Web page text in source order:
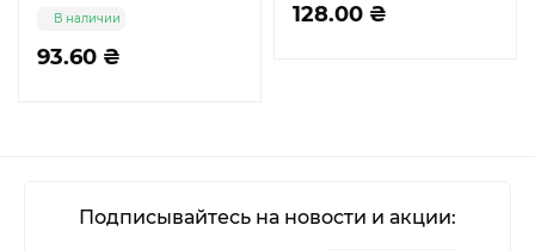
93.60 ₴
В наличии 128.00 ₴
Подписывайтесь на новости и акции: